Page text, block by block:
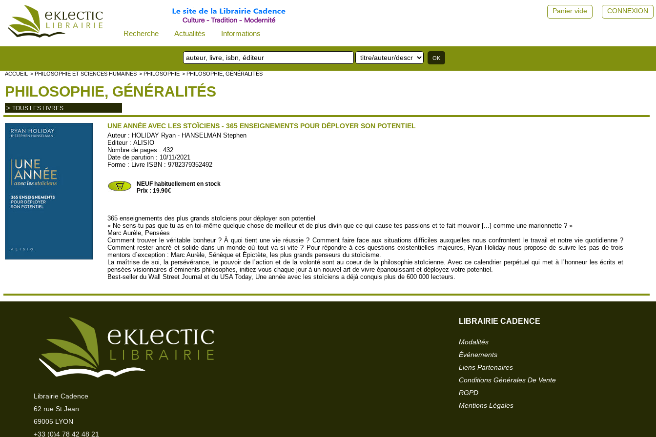
Recherche Actualités Informations
CONNEXION
Panier vide
ACCUEIL > PHILOSOPHIE ET SCIENCES HUMAINES > PHILOSOPHIE > PHILOSOPHIE, GÉNÉRALITÉS
PHILOSOPHIE, GÉNÉRALITÉS
> TOUS LES LIVRES
UNE ANNÉE AVEC LES STOÏCIENS - 365 ENSEIGNEMENTS POUR DÉPLOYER SON POTENTIEL
Auteur : HOLIDAY Ryan - HANSELMAN Stephen
Editeur :ALISIO
Nombre de pages : 432
Date de parution : 10/11/2021
Forme : Livre ISBN : 9782379352492
NEUF habituellement en stock
Prix : 19.90€
365 enseignements des plus grands stoïciens pour déployer son potentiel
« Ne sens-tu pas que tu as en toi-même quelque chose de meilleur et de plus divin que ce qui cause tes passions et te fait mouvoir [...] comme une marionnette ? »
Marc Aurèle, Pensées
Comment trouver le véritable bonheur ? À quoi tient une vie réussie ? Comment faire face aux situations difficiles auxquelles nous confrontent le travail et notre vie quotidienne ?
Comment rester ancré et solide dans un monde où tout va si vite ? Pour répondre à ces questions existentielles majeures, Ryan Holiday nous propose de suivre les pas de trois
mentors d´exception : Marc Aurèle, Sénèque et Épictète, les plus grands penseurs du stoïcisme.
La maîtrise de soi, la persévérance, le pouvoir de l´action et de la volonté sont au coeur de la philosophie stoïcienne. Avec ce calendrier perpétuel qui met à l´honneur les écrits et
pensées visionnaires d´éminents philosophes, initiez-vous chaque jour à un nouvel art de vivre épanouissant et déployez votre potentiel.
Best-seller du Wall Street Journal et du USA Today, Une année avec les stoïciens a déjà conquis plus de 600 000 lecteurs.
Librairie Cadence
62 rue St Jean
69005 LYON
+33 (0)4 78 42 48 21
LIBRAIRIE CADENCE
Modalités
Événements
Liens Partenaires
Conditions Générales De Vente
RGPD
Mentions Légales